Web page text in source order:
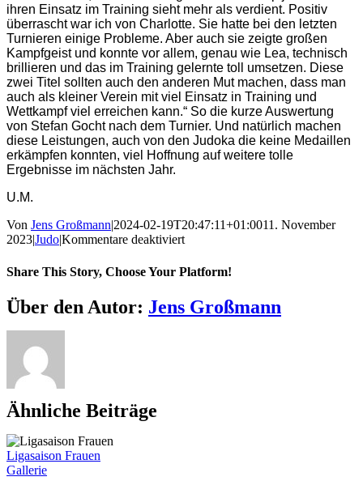
ihren Einsatz im Training sieht mehr als verdient. Positiv
überrascht war ich von Charlotte. Sie hatte bei den letzten
Turnieren einige Probleme. Aber auch sie zeigte großen
Kampfgeist und konnte vor allem, genau wie Lea, technisch
brillieren und das im Training gelernte toll umsetzen. Diese
zwei Titel sollten auch den anderen Mut machen, dass man
auch als kleiner Verein mit viel Einsatz in Training und
Wettkampf viel erreichen kann.“ So die kurze Auswertung
von Stefan Gocht nach dem Turnier. Und natürlich machen
diese Leistungen, auch von den Judoka die keine Medaillen
erkämpfen konnten, viel Hoffnung auf weitere tolle
Ergebnisse im nächsten Jahr.
U.M.
Von Jens Großmann|2024-02-19T20:47:11+01:0011. November
2023|Judo|Kommentare deaktiviertfür
Titel
der
Spree
Share This Story, Choose Your Platform!
Facebook
X
Reddit
LinkedIn
WhatsApp
Telegram
Tumblr
Pinterest
Vk
Xing
E-
Mail
Über den Autor: Jens Großmann
Ähnliche Beiträge
Ligasaison Frauen
Gallerie